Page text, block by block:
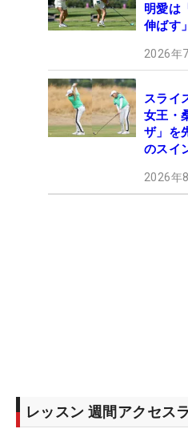
明愛は
伸ばす
2026年
スライ
女王・
ザ」を
のスイ
2026年
レッスン 週間アクセス